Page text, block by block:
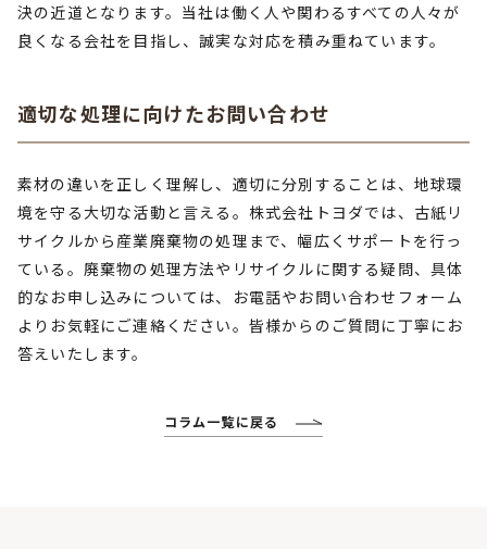
決の近道となります。当社は働く人や関わるすべての人々が
良くなる会社を目指し、誠実な対応を積み重ねています。
適切な処理に向けたお問い合わせ
素材の違いを正しく理解し、適切に分別することは、地球環
境を守る大切な活動と言える。株式会社トヨダでは、古紙リ
サイクルから産業廃棄物の処理まで、幅広くサポートを行っ
ている。廃棄物の処理方法やリサイクルに関する疑問、具体
的なお申し込みについては、お電話やお問い合わせフォーム
よりお気軽にご連絡ください。皆様からのご質問に丁寧にお
答えいたします。
コラム一覧に戻る